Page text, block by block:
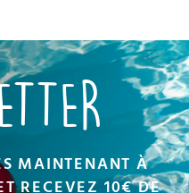
MAINTENANT À
RECEVEZ 10€ DE